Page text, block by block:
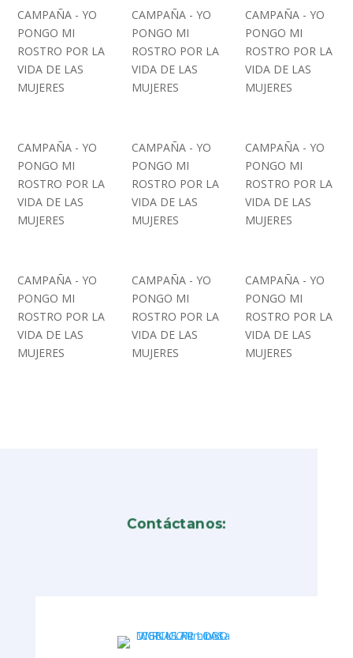
CAMPAÑA - YO
PONGO MI
ROSTRO POR LA
VIDA DE LAS
MUJERES
CAMPAÑA - YO
PONGO MI
ROSTRO POR LA
VIDA DE LAS
MUJERES
CAMPAÑA - YO
PONGO MI
ROSTRO POR LA
VIDA DE LAS
MUJERES
CAMPAÑA - YO
PONGO MI
ROSTRO POR LA
VIDA DE LAS
MUJERES
CAMPAÑA - YO
PONGO MI
ROSTRO POR LA
VIDA DE LAS
MUJERES
CAMPAÑA - YO
PONGO MI
ROSTRO POR LA
VIDA DE LAS
MUJERES
CAMPAÑA - YO
PONGO MI
ROSTRO POR LA
VIDA DE LAS
MUJERES
CAMPAÑA - YO
PONGO MI
ROSTRO POR LA
VIDA DE LAS
MUJERES
CAMPAÑA - YO
PONGO MI
ROSTRO POR LA
VIDA DE LAS
MUJERES
Contáctanos: